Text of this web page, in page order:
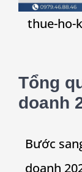
thue-ho-
Tổng
doanh
Bước
doanh